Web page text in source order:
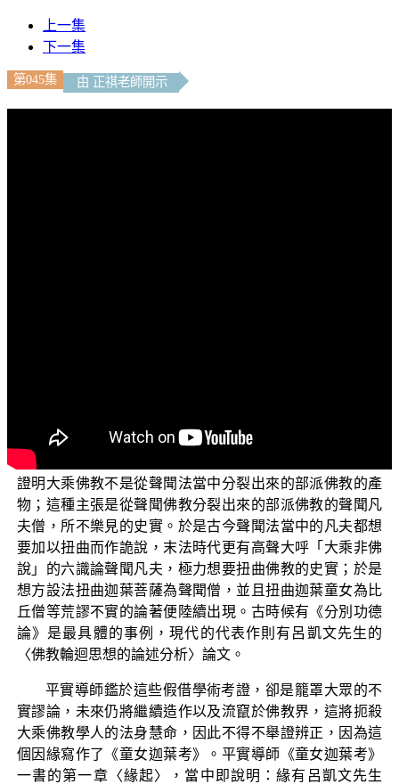
上一集
下一集
第045集 由 正祺老師開示
的名稱。平實導師以《童女迦葉考》提出了證明，證明大
乘佛教與聲聞佛教是同時存在於佛世的歷史事實，目的在
證明大乘佛教不是從聲聞法當中分裂出來的部派佛教的產
物；這種主張是從聲聞佛教分裂出來的部派佛教的聲聞凡
夫僧，所不樂見的史實。於是古今聲聞法當中的凡夫都想
要加以扭曲而作詭說，末法時代更有高聲大呼「大乘非佛
說」的六識論聲聞凡夫，極力想要扭曲佛教的史實；於是
想方設法扭曲迦葉菩薩為聲聞僧，並且扭曲迦葉童女為比
丘僧等荒謬不實的論著便陸續出現。古時候有《分別功德
論》是最具體的事例，現代的代表作則有呂凱文先生的
〈佛教輪迴思想的論述分析〉論文。
平實導師鑑於這些假借學術考證，卻是籠罩大眾的不
實謬論，未來仍將繼續造作以及流竄於佛教界，這將扼殺
大乘佛教學人的法身慧命，因此不得不舉證辨正，因為這
個因緣寫作了《童女迦葉考》。平實導師《童女迦葉考》
一書的第一章〈緣起〉，當中即說明：緣有呂凱文先生